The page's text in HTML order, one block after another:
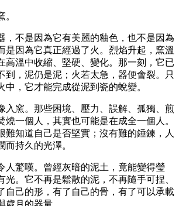
，不是因為它有美麗的釉色，也不是因為
是因為它真正經過了火。烈焰升起，窯溫
高溫中收縮、堅硬、變化。那一刻，它已
到，泥仍是泥；火若太急，器便會裂。只
中，它才能完成從泥到瓷的蛻變。
入窯。那些困境、壓力、誤解、孤獨、煎
燒一個人，其實也可能是在成全一個人。
難知道自己是否堅實；沒有難的錘鍊，人
而持久的光澤。
人驚嘆。曾經灰暗的泥土，竟能變得瑩
光。它不再是鬆散的泥，不再隨手可捏、
自己的形，有了自己的骨，有了可以承載
歲月的器量。